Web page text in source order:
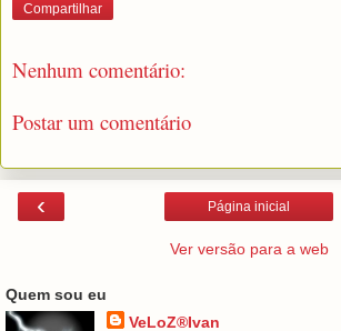
Compartilhar
Nenhum comentário:
Postar um comentário
‹ Página inicial
Ver versão para a web
Quem sou eu
VeLoZ®Ivan